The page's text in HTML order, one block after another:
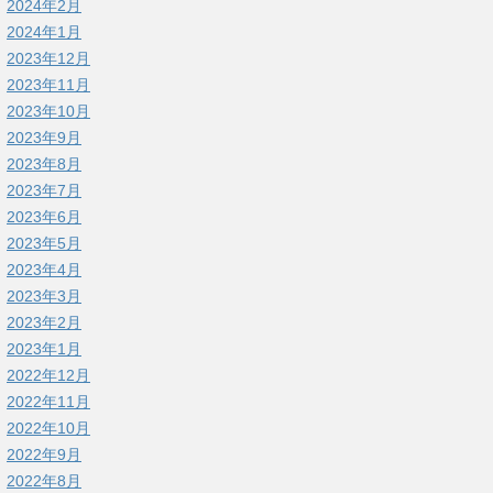
2024年2月
2024年1月
2023年12月
2023年11月
2023年10月
2023年9月
2023年8月
2023年7月
2023年6月
2023年5月
2023年4月
2023年3月
2023年2月
2023年1月
2022年12月
2022年11月
2022年10月
2022年9月
2022年8月